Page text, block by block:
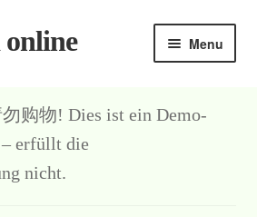
Menu
购物! Dies ist ein Demo-
– erfüllt die
nicht.